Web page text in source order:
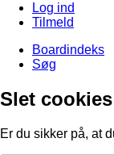
Log ind
Tilmeld
Boardindeks
Søg
Slet cookies
Er du sikker på, at